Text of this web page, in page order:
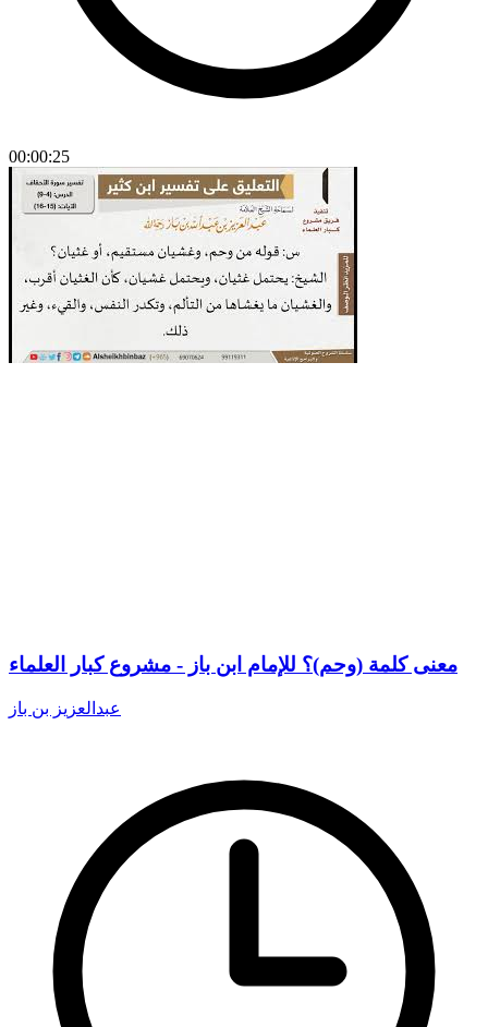
00:00:25
معنى كلمة (وحم)؟ للإمام ابن باز - مشروع كبار العلماء
عبدالعزيز بن باز